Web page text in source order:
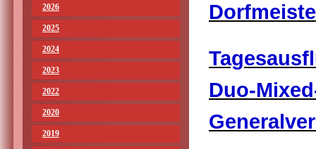
2026
2025
2024
2023
2022
2020
2019
Duo-